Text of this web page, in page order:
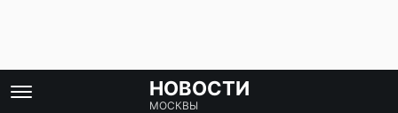
НОВОСТИ
МОСКВЫ